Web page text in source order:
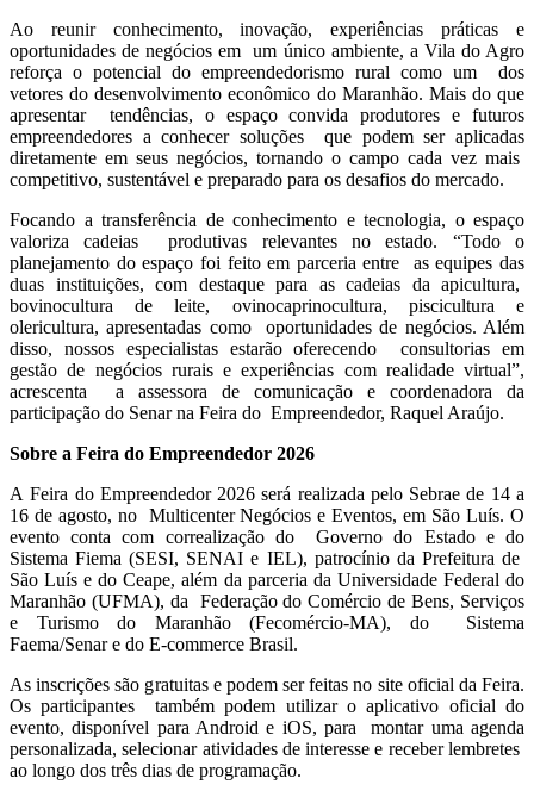
Ao reunir conhecimento, inovação, experiências práticas e
oportunidades de negócios em um único ambiente, a Vila do Agro
reforça o potencial do empreendedorismo rural como um dos
vetores do desenvolvimento econômico do Maranhão. Mais do que
apresentar tendências, o espaço convida produtores e futuros
empreendedores a conhecer soluções que podem ser aplicadas
diretamente em seus negócios, tornando o campo cada vez mais
competitivo, sustentável e preparado para os desafios do mercado.
Focando a transferência de conhecimento e tecnologia, o espaço
valoriza cadeias produtivas relevantes no estado. “Todo o
planejamento do espaço foi feito em parceria entre as equipes das
duas instituições, com destaque para as cadeias da apicultura,
bovinocultura de leite, ovinocaprinocultura, piscicultura e
olericultura, apresentadas como oportunidades de negócios. Além
disso, nossos especialistas estarão oferecendo consultorias em
gestão de negócios rurais e experiências com realidade virtual”,
acrescenta a assessora de comunicação e coordenadora da
participação do Senar na Feira do Empreendedor, Raquel Araújo.
Sobre a Feira do Empreendedor 2026
A Feira do Empreendedor 2026 será realizada pelo Sebrae de 14 a
16 de agosto, no Multicenter Negócios e Eventos, em São Luís. O
evento conta com correalização do Governo do Estado e do
Sistema Fiema (SESI, SENAI e IEL), patrocínio da Prefeitura de
São Luís e do Ceape, além da parceria da Universidade Federal do
Maranhão (UFMA), da Federação do Comércio de Bens, Serviços
e Turismo do Maranhão (Fecomércio-MA), do Sistema
Faema/Senar e do E-commerce Brasil.
As inscrições são gratuitas e podem ser feitas no site oficial da Feira.
Os participantes também podem utilizar o aplicativo oficial do
evento, disponível para Android e iOS, para montar uma agenda
personalizada, selecionar atividades de interesse e receber lembretes
ao longo dos três dias de programação.